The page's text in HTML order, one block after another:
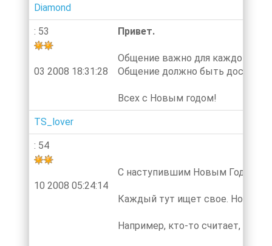
Diamond
: 53
03 2008 18:31:28
Привет.
Общение важно для каждого
Общение должно быть
Всех с Новым годом!
TS_lover
: 54
10 2008 05:24:14
С наступившим Новым Годом!
Каждый тут ищет свое. Но всех
Например, кто-то считает, что